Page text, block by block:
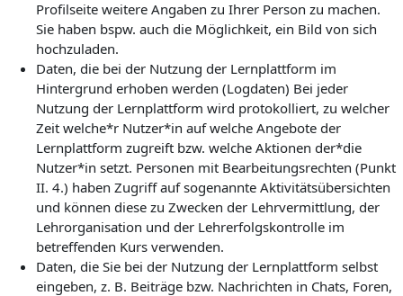
Profilseite weitere Angaben zu Ihrer Person zu machen.
Sie haben bspw. auch die Möglichkeit, ein Bild von sich
hochzuladen.
Daten, die bei der Nutzung der Lernplattform im
Hintergrund erhoben werden (Logdaten) Bei jeder
Nutzung der Lernplattform wird protokolliert, zu welcher
Zeit welche*r Nutzer*in auf welche Angebote der
Lernplattform zugreift bzw. welche Aktionen der*die
Nutzer*in setzt. Personen mit Bearbeitungsrechten (Punkt
II. 4.) haben Zugriff auf sogenannte Aktivitätsübersichten
und können diese zu Zwecken der Lehrvermittlung, der
Lehrorganisation und der Lehrerfolgskontrolle im
betreffenden Kurs verwenden.
Daten, die Sie bei der Nutzung der Lernplattform selbst
eingeben, z. B. Beiträge bzw. Nachrichten in Chats, Foren,